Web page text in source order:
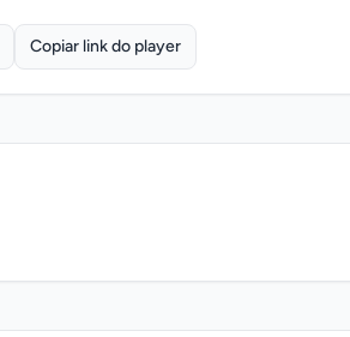
Copiar link do player